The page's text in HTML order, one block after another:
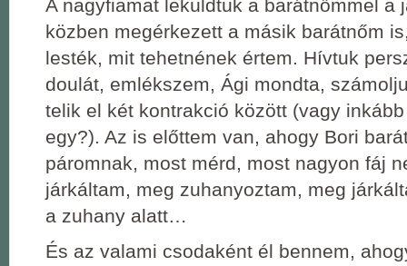
A nagyfiamat leküldtük a barátnőmmel a
közben megérkezett a másik barátnőm
lesték, mit tehetnének értem. Hívtuk
doulát, emlékszem, Ági mondta,
telik el két kontrakció között (vagy
egy?). Az is előttem van, ahogy Bori
páromnak, most mérd, most nagyon fáj
járkáltam, meg zuhanyoztam, meg
a zuhany alatt…
És az valami csodaként él bennem,